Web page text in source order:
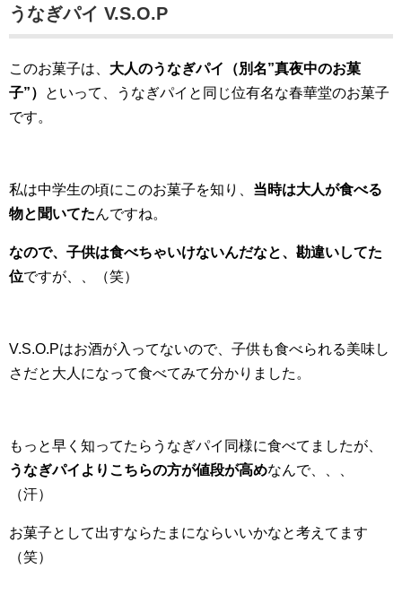
うなぎパイ V.S.O.P
このお菓子は、 大人のうなぎパイ（別名”真夜中のお菓
子”）
といって、うなぎパイと同じ位有名な春華堂のお菓子
です。
私は中学生の頃にこのお菓子を知り、 当時は大人が食べる
物と聞いてたんですね。
なので、子供は食べちゃいけないんだなと、勘違いしてた
位ですが、、（笑）
V.S.O.Pはお酒が入ってないので、子供も食べられる美味し
さだと大人になって食べてみて分かりました。
もっと早く知ってたらうなぎパイ同様に食べてましたが、
うなぎパイよりこちらの方が値段が高めなんで、、、
（汗）
お菓子として出すならたまにならいいかなと考えてます
（笑）